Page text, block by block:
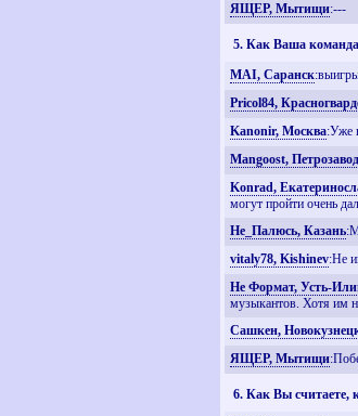
ЯЩЕР, Мытищи:---
5. Как Ваша
MAI, Саранск
Pricol84,
Kanonir, Москва:Уже
Mangoost,
Konrad,
могут пройти очень
Не_Палюсь, Казань
vitaly78, Kishinev:Не
Не Формат, Усть-
музыкантов. Хотя им
Сашкен,
ЯЩЕР, Мытищи
6. Как Вы считаете,